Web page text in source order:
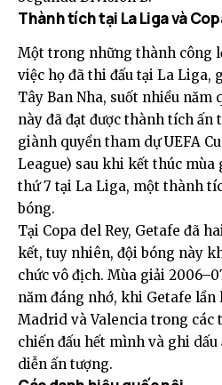
Thành tích tại La Liga và
Một trong những thành công
việc họ đã thi đấu tại La Liga,
Tây Ban Nha, suốt nhiều năm
này đã đạt được thành tích ấn
giành quyền tham dự UEFA
League) sau khi kết thúc
thứ 7 tại La Liga, một thành
bóng.
Tại Copa del Rey, Getafe đã
kết, tuy nhiên, đội bóng này
chức vô địch. Mùa giải
năm đáng nhớ, khi Getafe lần
Madrid và Valencia trong các
chiến đấu hết mình và ghi
diễn ấn tượng.